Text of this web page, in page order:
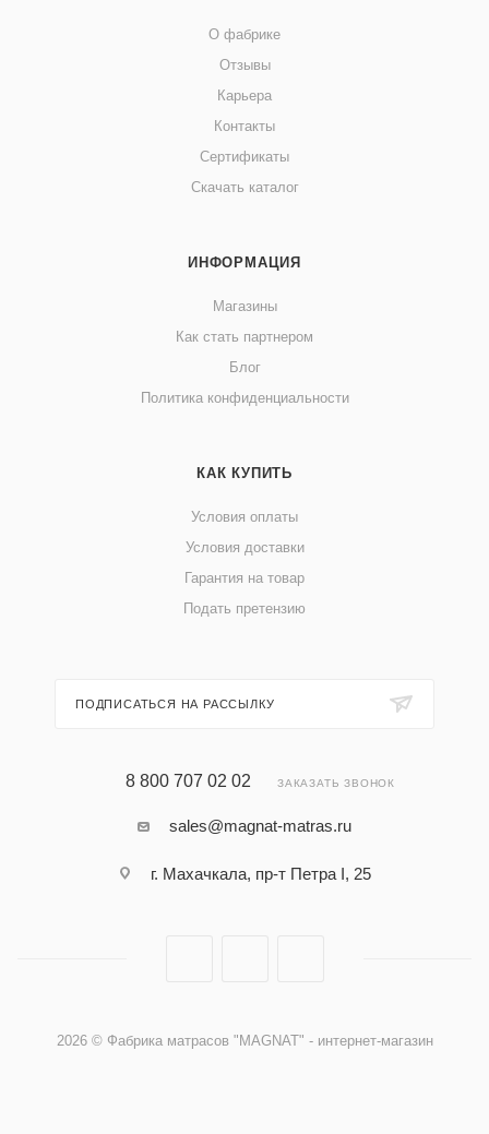
О фабрике
Отзывы
Карьера
Контакты
Сертификаты
Скачать каталог
ИНФОРМАЦИЯ
Магазины
Как стать партнером
Блог
Политика конфиденциальности
КАК КУПИТЬ
Условия оплаты
Условия доставки
Гарантия на товар
Подать претензию
ПОДПИСАТЬСЯ НА РАССЫЛКУ
8 800 707 02 02 ЗАКАЗАТЬ ЗВОНОК
sales@magnat-matras.ru
г. Махачкала, пр-т Петра I, 25
2026 © Фабрика матрасов "MAGNAT" - интернет-магазин